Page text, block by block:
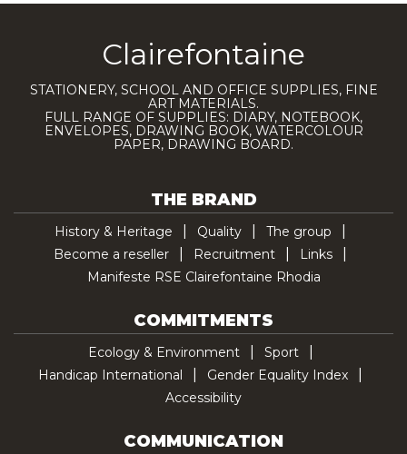
Clairefontaine
STATIONERY, SCHOOL AND OFFICE SUPPLIES, FINE
ART MATERIALS.
FULL RANGE OF SUPPLIES: DIARY, NOTEBOOK,
ENVELOPES, DRAWING BOOK, WATERCOLOUR
PAPER, DRAWING BOARD.
THE BRAND
History & Heritage Quality
The group
Become a reseller
Recruitment
Links
Manifeste RSE Clairefontaine Rhodia
COMMITMENTS
Ecology & Environment
Sport
Handicap International
Gender Equality Index
Accessibility
COMMUNICATION